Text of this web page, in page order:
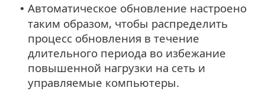
• Автоматическое обновление настроено
таким образом, чтобы распределить
процесс обновления в течение
длительного периода во избежание
повышенной нагрузки на сеть и
управляемые компьютеры.